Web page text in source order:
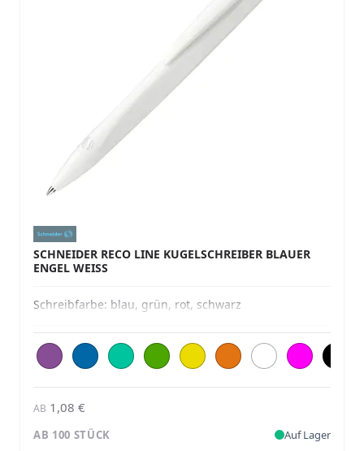
SCHNEIDER RECO LINE KUGELSCHREIBER BLAUER
ENGEL WEISS
Schreibfarbe: blau, grün, rot, schwarz
AB 1,08 €
AB 100 STÜCK Auf Lager